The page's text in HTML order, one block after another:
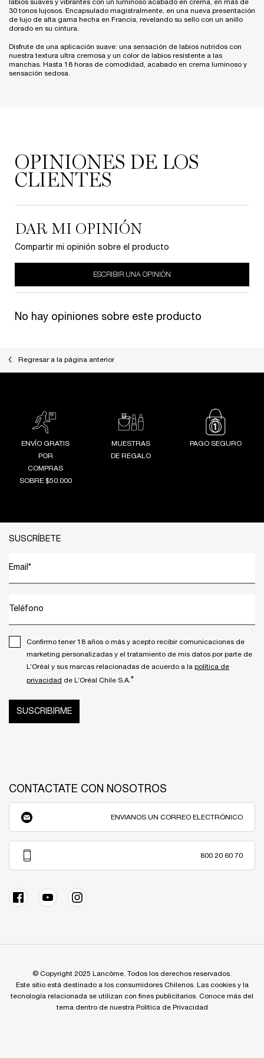
labios suaves y vibrantes con un luminoso acabado en crema, en más de
30 tonos lujosos. Encapsulado magistralmente, en una nueva presentación
de lujo de alta gama hecha en Francia, revelando su sello con un anillo
dorado en su cintura.
Disfrute de una aplicación suave: una sensación de labios nutridos con
nuestra textura ultra cremosa y un color de labios resistente a las
manchas. Hasta 18 horas de comodidad, acabado en crema luminoso y
sensación sedosa.
OPINIONES DE LOS
CLIENTES
DAR MI OPINIÓN
Compartir mi opinión sobre el producto
ESCRIBIR UNA OPINIÓN
No hay opiniones sobre este producto
Regresar a la página anterior
ENVÍO GRATIS
POR
COMPRAS
SOBRE $50.000
MUESTRAS
DE REGALO
PAGO SEGURO
SUSCRÍBETE
Email *
Teléfono
Confirmo tener 18 años o más y acepto recibir comunicaciones de
marketing personalizadas y el tratamiento de mis datos por parte de
L’Oréal y sus marcas relacionadas de acuerdo a la política de
privacidad de L’Oréal Chile S.A. *
SUSCRIBIRME
CONTACTATE CON NOSOTROS
ENVIANOS UN CORREO ELECTRÓNICO
800 20 60 70
© Copyright 2025 Lancôme. Todos los derechos reservados.
Este sitio está destinado a los consumidores Chilenos. Las cookies y la
tecnología relacionada se utilizan con fines publicitarios. Conoce más del
tema dentro de nuestra Política de Privacidad